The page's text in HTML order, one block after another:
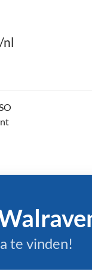
nl
te vinden!